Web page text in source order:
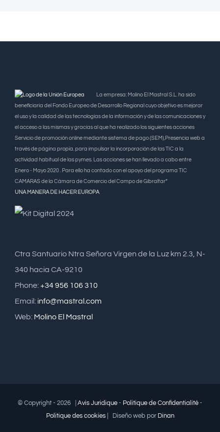
La empresa: Molino El Mastral S.L. ha sido
beneficiaria del Fondo Europeo de Desarrollo Regional cuyo objetivo es mejorar
el uso y la calidad de las tecnologías de la información y de las comunicaciones y
el acceso a las mismas y gracias al que ha realizado los siguientes acciones
Servicio de promoción online mediante sistema de pago (SEM),Presencia web a
través de página propia. para impulsar la incorporación de las TIC a la
actividad habitual de las pymes. Las acciones se han llevado a cabo entre
Enero - Mayo 2020 . Para ello ha contado con el apoyo del programa TIC
CAMARAS de la Cámara de Comercio del Campo de Gibraltar”
UNA MANERA DE HACER EUROPA
Ctra Santuario Ntra Señora Virgen de la Luz km 2.3, N-
340 hacia CA-9210
Phone:+34 956 106 310
Email: info@mastral.com
Web: Molino El Mastral
© Copyright - 2026 | Avis Juridique - Politique de Confidentialité -
Politique des cookies| Diseño web por Dinan